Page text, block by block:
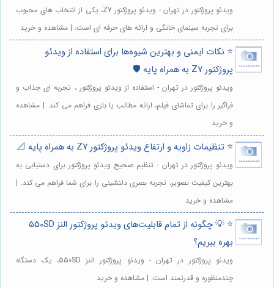
ویدئو پروژکتور در تهران - ویدئو پروژکتور Z7، یکی از انتخاب های محبوب
برای تجربه سینمای خانگی و ارائه های حرفه ای است. | مشاهده و خرید
⭐️ نکات ایمنی و بهترین شیوه‌ها برای استفاده از ویدئو
پروژکتور Z7 به همراه پایه 🛡️
ویدئو پروژکتور در تهران - استفاده از ویدئو پروژکتور ، تجربه ای جذاب و
فراگیر را برای تماشای فیلم، ارائه مطالب یا بازی فراهم می کند. | مشاهده
و خرید
⭐️ تنظیمات زاویه و ارتفاع ویدئو پروژکتور Z7 به همراه پایه 📐
ویدئو پروژکتور در تهران - تنظیم صحیح ویدئو پروژکتور برای دستیابی به
بهترین کیفیت تصویر، تجربه بصری دلنشینی را برای شما فراهم می کند. |
مشاهده و خرید
⭐️ 💡 چگونه از تمام قابلیت‌های ویدئو پروژکتور النز 550SD
بهره ببریم؟
ویدئو پروژکتور در تهران - ویدئو پروژکتور النز 550SD، یک دستگاه
چندمنظوره و قدرتمند است. | مشاهده و خرید